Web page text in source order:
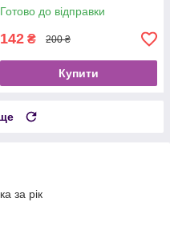
Готово до відправки
142 ₴ 200 ₴
Купити
за рік